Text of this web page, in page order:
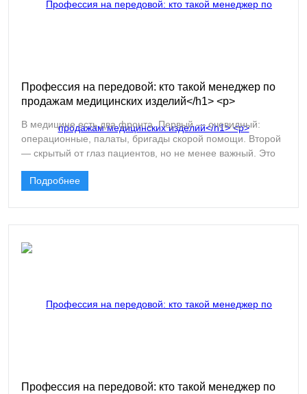
Профессия на передовой: кто такой менеджер по
продажам медицинских изделий</h1> <p>
В медицине есть два фронта. Первый — очевидный:
операционные, палаты, бригады скорой помощи. Второй
— скрытый от глаз пациентов, но не менее важный. Это
материалами и оборудованием. Их называют
действительно находятся на передовой, только их война
— за качество, инновации и безопасность.
Подробнее
Профессия на передовой: кто такой менеджер по